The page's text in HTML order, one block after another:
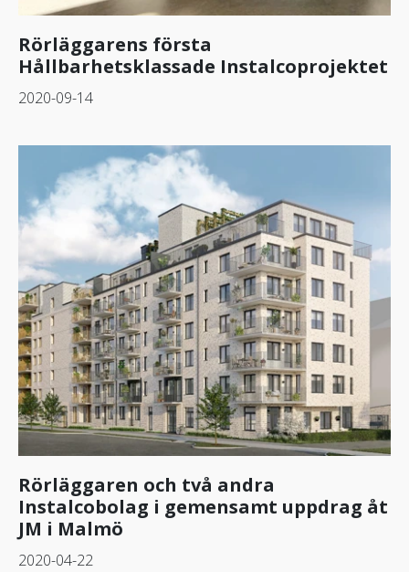
Rörläggarens första
Hållbarhetsklassade Instalcoprojektet
2020-09-14
Rörläggaren och två andra
Instalcobolag i gemensamt uppdrag åt
JM i Malmö
2020-04-22